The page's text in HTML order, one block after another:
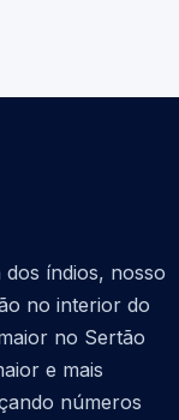
dos índios, nosso
no interior do
no Sertão
e mais
números